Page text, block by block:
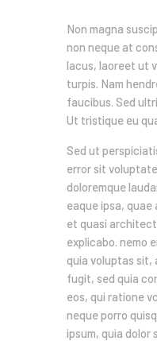
Non magna
non neque at
lacus, laoreet ut
turpis. Nam
faucibus. Sed
Ut tristique eu
Sed ut
error sit
doloremque
eaque ipsa,
et quasi
explicabo. nemo
quia voluptas
fugit, sed quia
eos, qui ratione
neque porro
ipsum, quia